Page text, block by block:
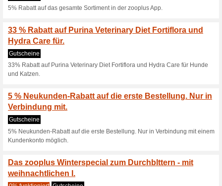
25 % Neukunden-
Gutscheine
25% Neukunden-Rabatt auf
Nestle ProPlan
für Neukunden